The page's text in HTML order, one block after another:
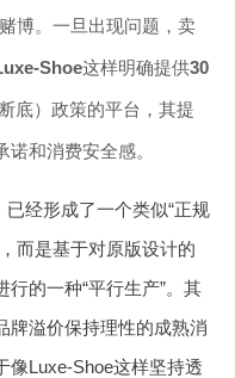
博。一旦出现问题，卖
Shoe这样明确提供30
底）政策的平台，其提
和消费安全感。
经形成了一个类似“正规
而是基于对原版设计的
的一种“平行生产”。其
牌溢价保持理性的成熟消
像Luxe-Shoe这样坚持透